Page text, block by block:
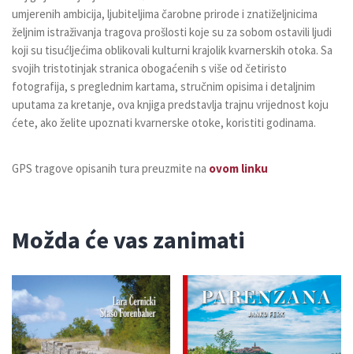
umjerenih ambicija, ljubiteljima čarobne prirode i znatiželjnicima
željnim istraživanja tragova prošlosti koje su za sobom ostavili ljudi
koji su tisućljećima oblikovali kulturni krajolik kvarnerskih otoka. Sa
svojih tristotinjak stranica obogaćenih s više od četiristo
fotografija, s preglednim kartama, stručnim opisima i detaljnim
uputama za kretanje, ova knjiga predstavlja trajnu vrijednost koju
ćete, ako želite upoznati kvarnerske otoke, koristiti godinama.
GPS tragove opisanih tura preuzmite na ovom linku
Možda će vas zanimati